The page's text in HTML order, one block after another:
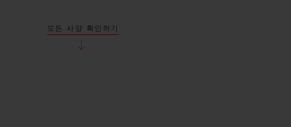
모든 사양 확인하기